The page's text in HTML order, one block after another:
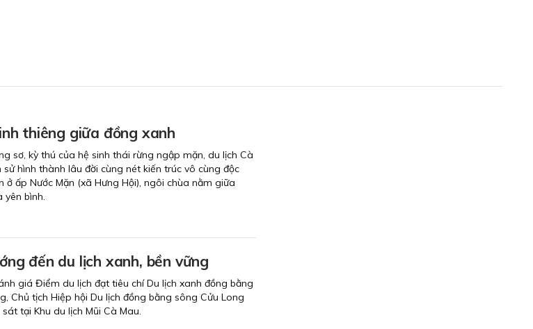
thiêng giữa đồng xanh
sơ, kỳ thú của hệ sinh thái rừng ngập mặn, du lịch Cà
hình thành lâu đời cùng nét kiến trúc vô cùng độc
ấp Nước Mặn (xã Hưng Hội), ngôi chùa nằm giữa
yên bình.
đến du lịch xanh, bền vững
giá Điểm du lịch đạt tiêu chí Du lịch xanh đồng bằng
Chủ tịch Hiệp hội Du lịch đồng bằng sông Cửu Long
tại Khu du lịch Mũi Cà Mau.